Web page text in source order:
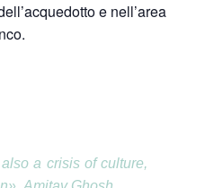
e nell’area
a crisis of culture,